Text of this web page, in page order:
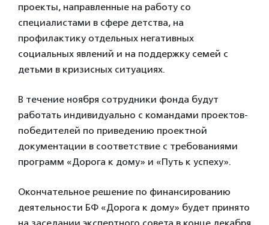
проекты, направленные на работу со
специалистами в сфере детства, на
профилактику отдельных негативных
социальных явлений и на поддержку семей с
детьми в кризисных ситуациях.
В течение ноября сотрудники фонда будут
работать индивидуально с командами проектов-
победителей по приведению проектной
документации в соответствие с требованиями
программ «Дорога к дому» и «Путь к успеху».
Окончательное решение по финансированию
деятельности БФ «Дорога к дому» будет принято